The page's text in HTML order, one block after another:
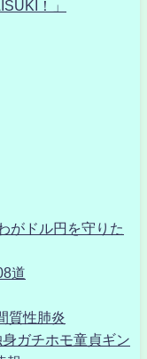
！」
がドル円を守りた
道
質性肺炎
ガチホモ童貞ギン